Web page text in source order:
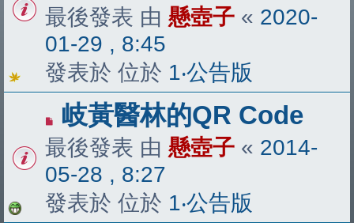
最後發表 由 懸壺子 « 2020-
01-29 , 8:45
發表於 位於 1‧公告版
岐黃醫林的QR Code
最後發表 由 懸壺子 « 2014-
05-28 , 8:27
發表於 位於 1‧公告版